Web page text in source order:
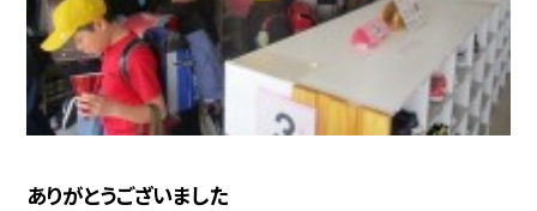
ありがとうございました